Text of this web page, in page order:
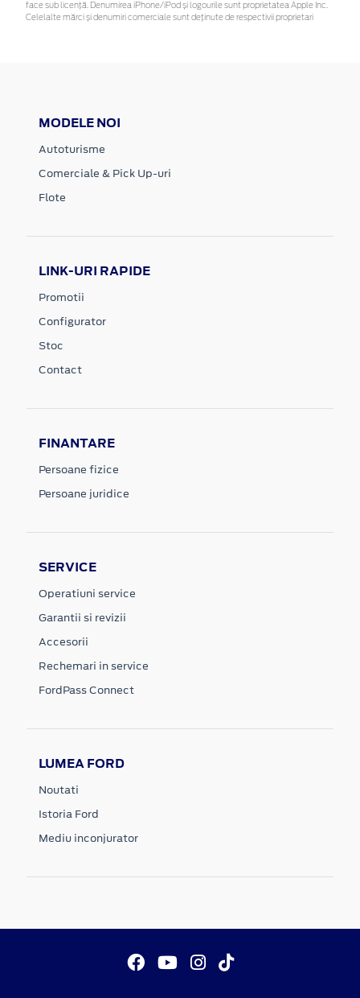
face sub licență. Denumirea iPhone/iPod și logourile sunt proprietatea Apple Inc.
Celelalte mărci și denumiri comerciale sunt deținute de respectivii proprietari
MODELE NOI
Autoturisme
Comerciale & Pick Up-uri
Flote
LINK-URI RAPIDE
Promotii
Configurator
Stoc
Contact
FINANTARE
Persoane fizice
Persoane juridice
SERVICE
Operatiuni service
Garantii si revizii
Accesorii
Rechemari in service
FordPass Connect
LUMEA FORD
Noutati
Istoria Ford
Mediu inconjurator